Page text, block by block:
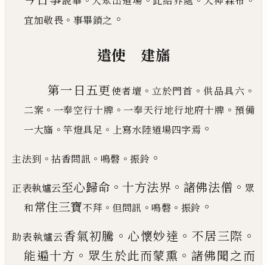
宜加敬畏 。 事畢鎖之 。
遣使 建旛
第一日五更使者壇 。 立於門首 。 供品具六 。
二案 。 一奉空行十牌 。 一奉天行地行地府十牌 。 預備
一大旛 。 竿燈具足 。 上寫水陸道場四字焉 。
主法到 。 拈香問訊 。 鳴磬 。 振鈴 。
正表執爐云至心歸命 。 十方法界 。 諸佛法僧 。 眾
和常住三寶不拜 。 但問訊 。 鳴磬 。 振鈴 。
助表執爐云香氣初騰 。 心懷妙達 。 不居三際 。
能遍十方 。 眾生於此而蒙熏 。 諸佛聞之而